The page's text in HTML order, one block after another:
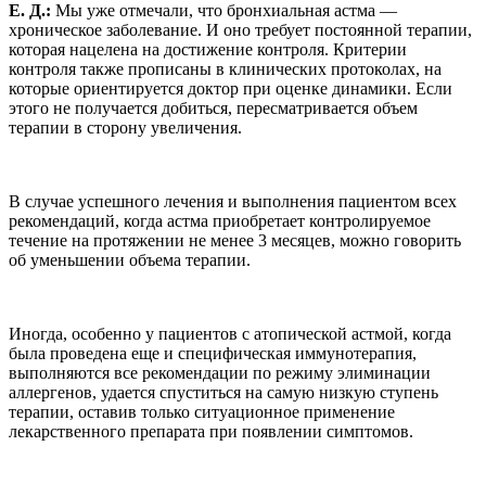
Е. Д.: Мы уже отмечали, что бронхиальная астма —
хроническое заболевание. И оно требует постоянной терапии,
которая нацелена на достижение контроля. Критерии
контроля также прописаны в клинических протоколах, на
которые ориентируется доктор при оценке динамики. Если
этого не получается добиться, пересматривается объем
терапии в сторону увеличения.
В случае успешного лечения и выполнения пациентом всех
рекомендаций, когда астма приобретает контролируемое
течение на протяжении не менее 3 месяцев, можно говорить
об уменьшении объема терапии.
Иногда, особенно у пациентов с атопической астмой, когда
была проведена еще и специфическая иммунотерапия,
выполняются все рекомендации по режиму элиминации
аллергенов, удается спуститься на самую низкую ступень
терапии, оставив только ситуационное применение
лекарственного препарата при появлении симптомов.